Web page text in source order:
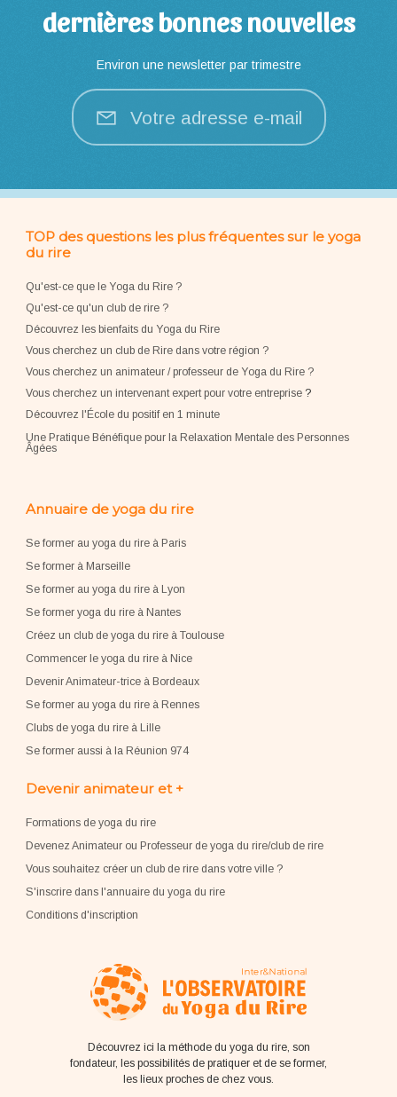
dernières bonnes nouvelles
Environ une newsletter par trimestre
Votre adresse e-mail
TOP des questions les plus fréquentes sur le yoga
du rire
Qu'est-ce que le Yoga du Rire ?
Qu'est-ce qu'un club de rire ?
Découvrez les bienfaits du Yoga du Rire
Vous cherchez un club de Rire dans votre région ?
Vous cherchez un animateur / professeur de Yoga du Rire ?
Vous cherchez un intervenant expert pour votre entreprise?
Découvrez l'École du positif en 1 minute
Une Pratique Bénéfique pour la Relaxation Mentale des Personnes
Âgées
Annuaire de yoga du rire
Se former au yoga du rire à Paris
Se former à Marseille
Se former au yoga du rire à Lyon
Se former yoga du rire à Nantes
Créez un club de yoga du rire à Toulouse
Commencer le yoga du rire à Nice
Devenir Animateur-trice à Bordeaux
Se former au yoga du rire à Rennes
Clubs de yoga du rire à Lille
Se former aussi à la Réunion 974
Devenir animateur et +
Formations de yoga du rire
Devenez Animateur ou Professeur de yoga du rire/club de rire
Vous souhaitez créer un club de rire dans votre ville ?
S'inscrire dans l'annuaire du yoga du rire
Conditions d'inscription
Découvrez ici la méthode du yoga du rire, son
fondateur, les possibilités de pratiquer et de se former,
les lieux proches de chez vous.